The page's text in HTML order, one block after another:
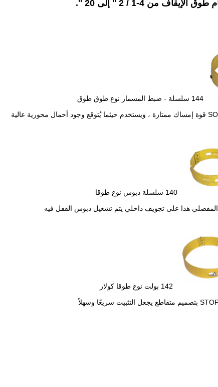
الإيقاف من 4-1 / 2 '' إلى 20 ''.
144 سلسلة - ضبط المسمار نوع طوق طوق
140 سلسلة دبوس نوع طوقا
142 بولت نوع طوقا كولار